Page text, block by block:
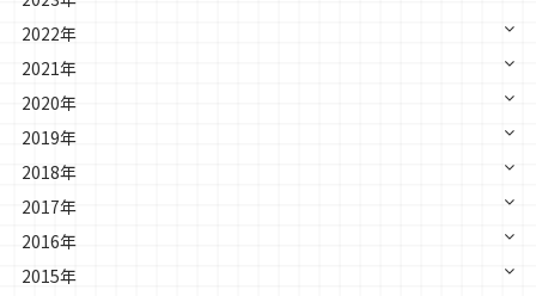
2022年
2021年
2020年
2019年
2018年
2017年
2016年
2015年